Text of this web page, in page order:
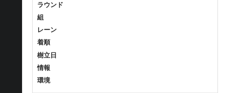
ラウンド
組
レーン
着順
樹立日
情報
環境